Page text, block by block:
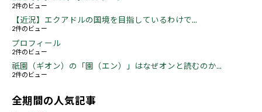
2件のビュー
【近況】エクアドルの国境を目指しているわけで...
2件のビュー
プロフィール
2件のビュー
祇園（ギオン）の「園（エン）」はなぜオンと読むのか...
2件のビュー
全期間の人気記事